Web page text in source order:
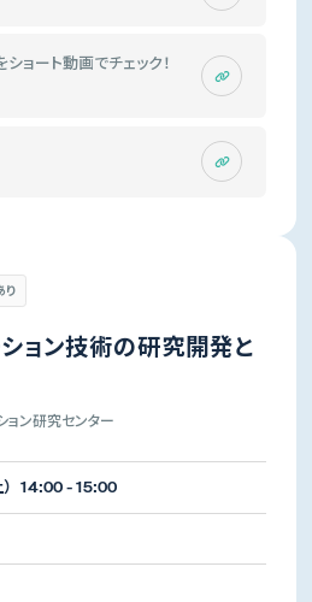
ョート動画でチェック！
り
ョン技術の研究開発と
ョン研究センター
） 14:00 - 15:00